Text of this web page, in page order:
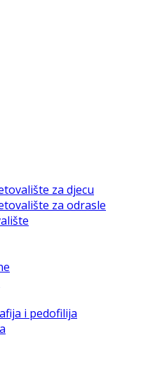
za djecu
za odrasle
i pedofilija